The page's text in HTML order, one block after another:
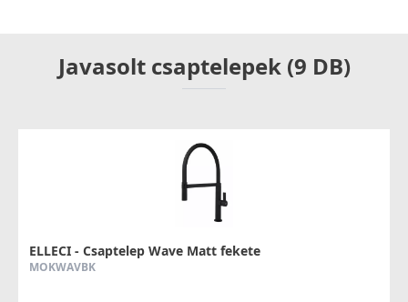
Javasolt csaptelepek (9 DB)
ELLECI - Csaptelep Wave Matt fekete
MOKWAVBK